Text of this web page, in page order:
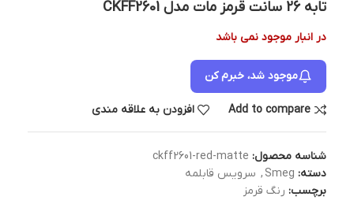
تابه 26 سانت قرمز مات مدل CKFF2601
در انبار موجود نمی باشد
موجود شد، خبرم کن
Add to compare افزودن به علاقه مندی
شناسه محصول: ckff2601-red-matte
دسته: Smeg
, سرویس قابلمه
برچسب: رنگ قرمز